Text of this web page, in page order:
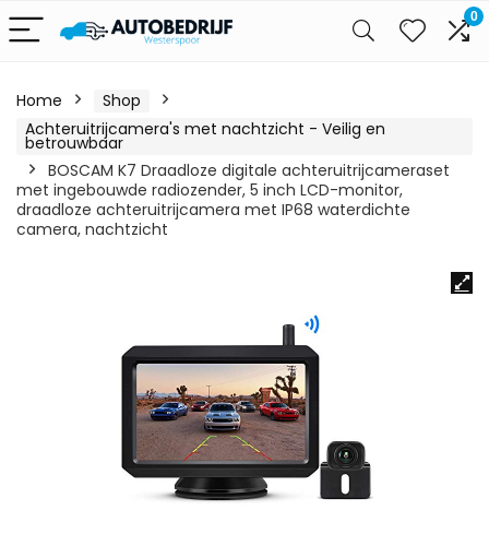
0
Home
Shop
Achteruitrijcamera's met nachtzicht - Veilig en
betrouwbaar
BOSCAM K7 Draadloze digitale achteruitrijcameraset
met ingebouwde radiozender, 5 inch LCD-monitor,
draadloze achteruitrijcamera met IP68 waterdichte
camera, nachtzicht